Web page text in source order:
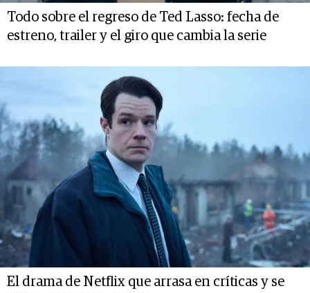
Todo sobre el regreso de Ted Lasso: fecha de
estreno, trailer y el giro que cambia la serie
El drama de Netflix que arrasa en críticas y se